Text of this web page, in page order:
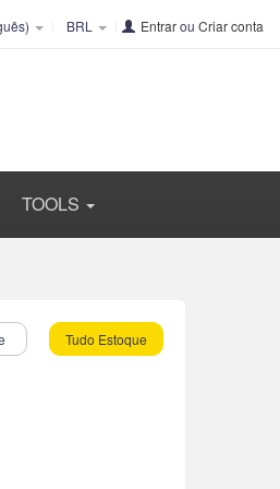
BRL Entrarou Criar conta
TOOLS
Tudo Estoque